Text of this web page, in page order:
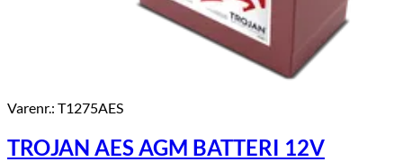
Varenr.: T1275AES
TROJAN AES AGM BATTERI 12V